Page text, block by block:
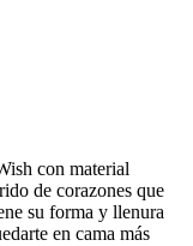
con material
de corazones que
su forma y llenura
en cama más